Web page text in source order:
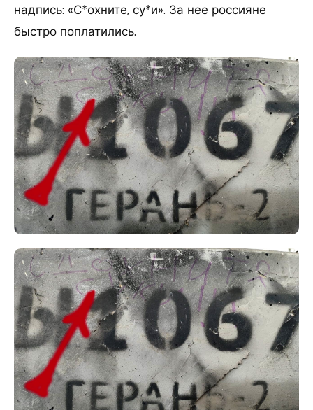
надпись: «С*охните, су*и». За нее россияне
быстро поплатились.